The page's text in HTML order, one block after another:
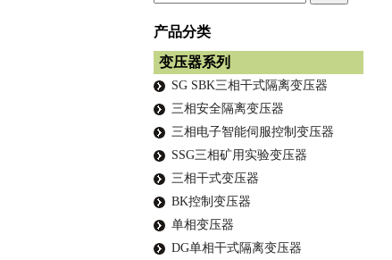
产品分类
变压器系列
SG SBK三相干式隔离变压器
三相安全隔离变压器
三相电子智能伺服控制变压器
SSG三相矿用实验变压器
三相干式变压器
BK控制变压器
单相变压器
DG单相干式隔离变压器